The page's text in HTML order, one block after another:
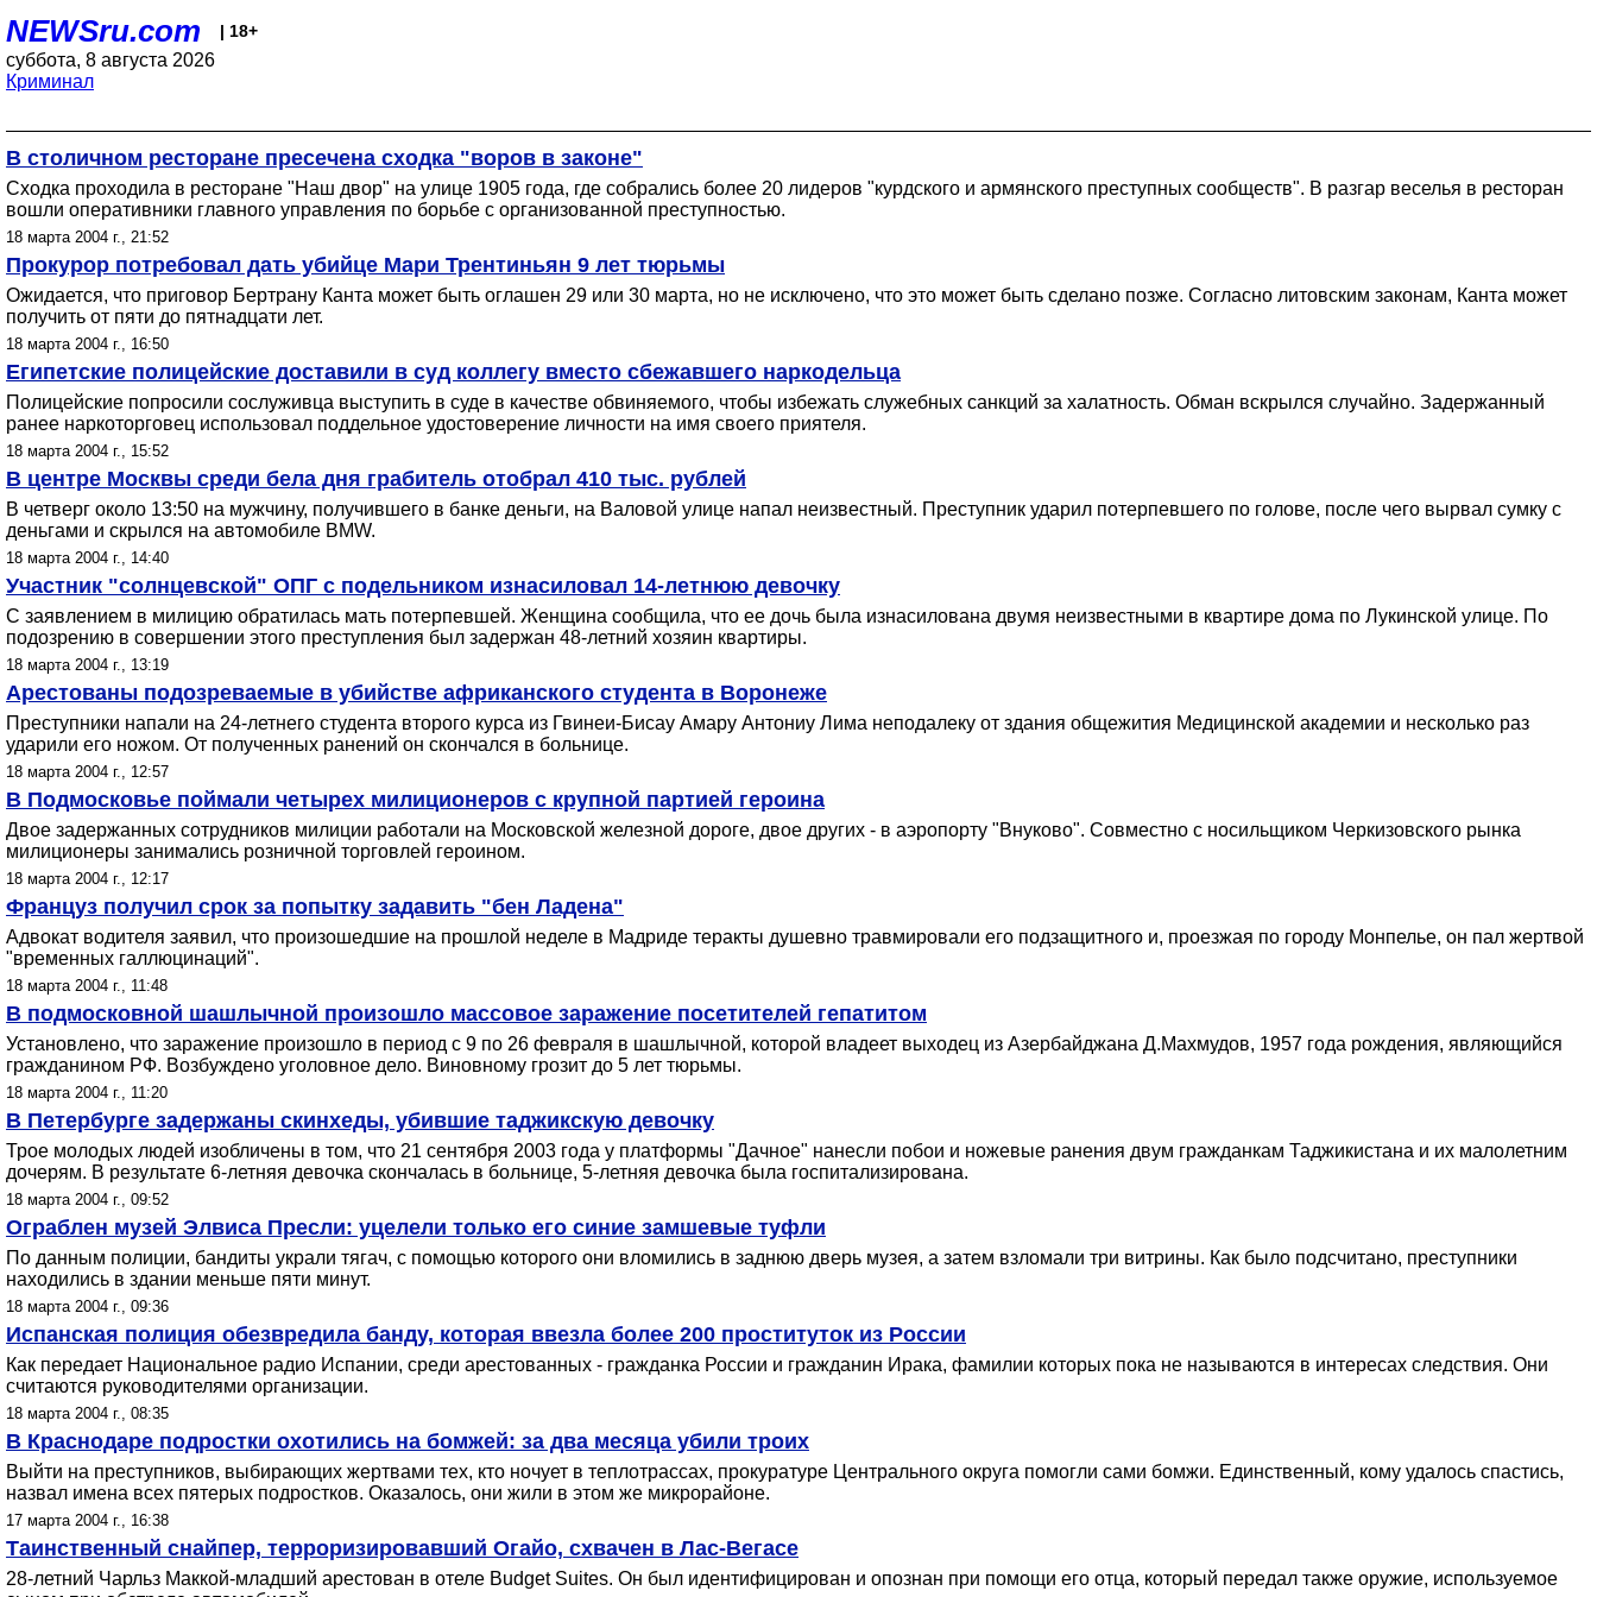
NEWSru.com | 18+
суббота, 8 августа 2026
Криминал
В столичном ресторане пресечена сходка "воров в законе"
Сходка проходила в ресторане "Наш двор" на улице 1905 года, где собрались более 20 лидеров "курдского и армянского преступных сообществ". В разгар веселья в ресторан
вошли оперативники главного управления по борьбе с организованной преступностью.
18 марта 2004 г., 21:52
Прокурор потребовал дать убийце Мари Трентиньян 9 лет тюрьмы
Ожидается, что приговор Бертрану Канта может быть оглашен 29 или 30 марта, но не исключено, что это может быть сделано позже. Согласно литовским законам, Канта может
получить от пяти до пятнадцати лет.
18 марта 2004 г., 16:50
Египетские полицейские доставили в суд коллегу вместо сбежавшего наркодельца
Полицейские попросили сослуживца выступить в суде в качестве обвиняемого, чтобы избежать служебных санкций за халатность. Обман вскрылся случайно. Задержанный
ранее наркоторговец использовал поддельное удостоверение личности на имя своего приятеля.
18 марта 2004 г., 15:52
В центре Москвы среди бела дня грабитель отобрал 410 тыс. рублей
В четверг около 13:50 на мужчину, получившего в банке деньги, на Валовой улице напал неизвестный. Преступник ударил потерпевшего по голове, после чего вырвал сумку с
деньгами и скрылся на автомобиле BMW.
18 марта 2004 г., 14:40
Участник "солнцевской" ОПГ с подельником изнасиловал 14-летнюю девочку
С заявлением в милицию обратилась мать потерпевшей. Женщина сообщила, что ее дочь была изнасилована двумя неизвестными в квартире дома по Лукинской улице. По
подозрению в совершении этого преступления был задержан 48-летний хозяин квартиры.
18 марта 2004 г., 13:19
Арестованы подозреваемые в убийстве африканского студента в Воронеже
Преступники напали на 24-летнего студента второго курса из Гвинеи-Бисау Амару Антониу Лима неподалеку от здания общежития Медицинской академии и несколько раз
ударили его ножом. От полученных ранений он скончался в больнице.
18 марта 2004 г., 12:57
В Подмосковье поймали четырех милиционеров с крупной партией героина
Двое задержанных сотрудников милиции работали на Московской железной дороге, двое других - в аэропорту "Внуково". Совместно с носильщиком Черкизовского рынка
милиционеры занимались розничной торговлей героином.
18 марта 2004 г., 12:17
Француз получил срок за попытку задавить "бен Ладена"
Адвокат водителя заявил, что произошедшие на прошлой неделе в Мадриде теракты душевно травмировали его подзащитного и, проезжая по городу Монпелье, он пал жертвой
"временных галлюцинаций".
18 марта 2004 г., 11:48
В подмосковной шашлычной произошло массовое заражение посетителей гепатитом
Установлено, что заражение произошло в период с 9 по 26 февраля в шашлычной, которой владеет выходец из Азербайджана Д.Махмудов, 1957 года рождения, являющийся
гражданином РФ. Возбуждено уголовное дело. Виновному грозит до 5 лет тюрьмы.
18 марта 2004 г., 11:20
В Петербурге задержаны скинхеды, убившие таджикскую девочку
Трое молодых людей изобличены в том, что 21 сентября 2003 года у платформы "Дачное" нанесли побои и ножевые ранения двум гражданкам Таджикистана и их малолетним
дочерям. В результате 6-летняя девочка скончалась в больнице, 5-летняя девочка была госпитализирована.
18 марта 2004 г., 09:52
Ограблен музей Элвиса Пресли: уцелели только его синие замшевые туфли
По данным полиции, бандиты украли тягач, с помощью которого они вломились в заднюю дверь музея, а затем взломали три витрины. Как было подсчитано, преступники
находились в здании меньше пяти минут.
18 марта 2004 г., 09:36
Испанская полиция обезвредила банду, которая ввезла более 200 проституток из России
Как передает Национальное радио Испании, среди арестованных - гражданка России и гражданин Ирака, фамилии которых пока не называются в интересах следствия. Они
считаются руководителями организации.
18 марта 2004 г., 08:35
В Краснодаре подростки охотились на бомжей: за два месяца убили троих
Выйти на преступников, выбирающих жертвами тех, кто ночует в теплотрассах, прокуратуре Центрального округа помогли сами бомжи. Единственный, кому удалось спастись,
назвал имена всех пятерых подростков. Оказалось, они жили в этом же микрорайоне.
17 марта 2004 г., 16:38
Таинственный снайпер, терроризировавший Огайо, схвачен в Лас-Вегасе
28-летний Чарльз Маккой-младший арестован в отеле Budget Suites. Он был идентифицирован и опознан при помощи его отца, который передал также оружие, используемое